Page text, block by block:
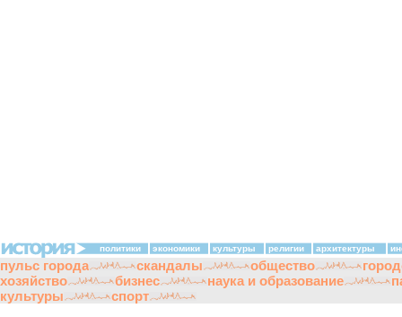
политики экономики культуры религии архитектуры
пульс города скандалы общество
хозяйство
бизнес наука и образование
культуры
спорт